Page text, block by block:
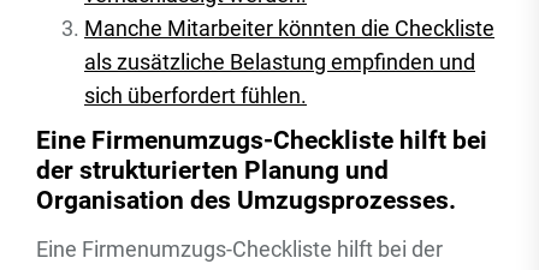
Manche Mitarbeiter könnten die Checkliste
als zusätzliche Belastung empfinden und
sich überfordert fühlen.
Eine Firmenumzugs-Checkliste hilft bei
der strukturierten Planung und
Organisation des Umzugsprozesses.
Eine Firmenumzugs-Checkliste hilft bei der